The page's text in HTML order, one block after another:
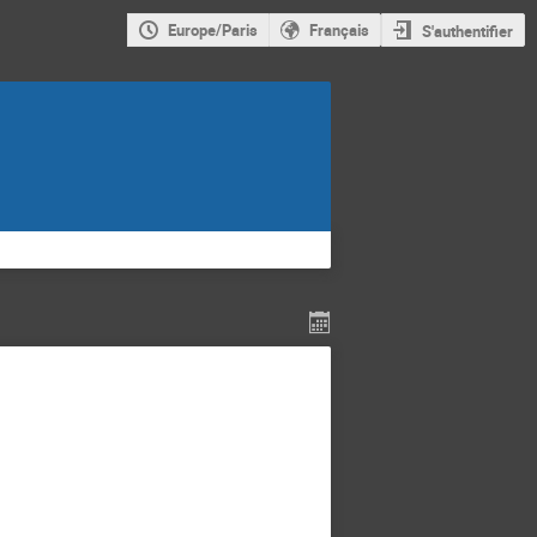
Europe/Paris Français S'authentifier